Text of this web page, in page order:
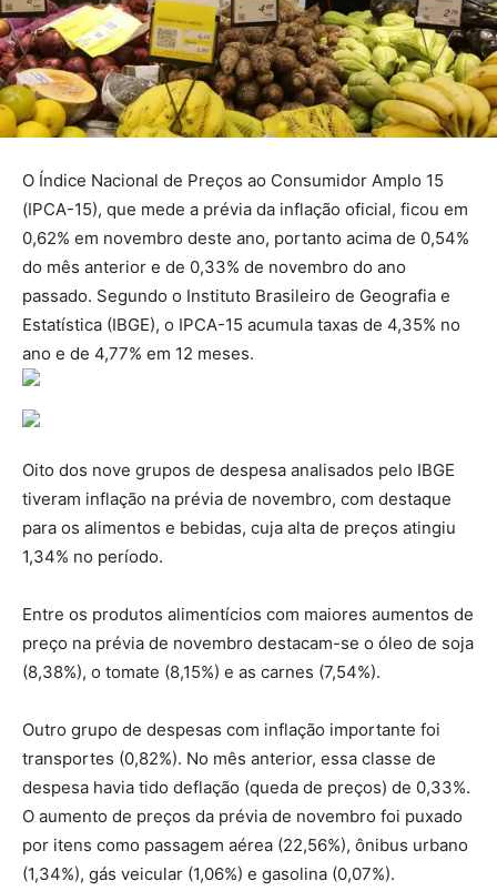
O Índice Nacional de Preços ao Consumidor Amplo 15
(IPCA-15), que mede a prévia da inflação oficial, ficou em
0,62% em novembro deste ano, portanto acima de 0,54%
do mês anterior e de 0,33% de novembro do ano
passado. Segundo o Instituto Brasileiro de Geografia e
Estatística (IBGE), o IPCA-15 acumula taxas de 4,35% no
ano e de 4,77% em 12 meses.
Oito dos nove grupos de despesa analisados pelo IBGE
tiveram inflação na prévia de novembro, com destaque
para os alimentos e bebidas, cuja alta de preços atingiu
1,34% no período.
Entre os produtos alimentícios com maiores aumentos de
preço na prévia de novembro destacam-se o óleo de soja
(8,38%), o tomate (8,15%) e as carnes (7,54%).
Outro grupo de despesas com inflação importante foi
transportes (0,82%). No mês anterior, essa classe de
despesa havia tido deflação (queda de preços) de 0,33%.
O aumento de preços da prévia de novembro foi puxado
por itens como passagem aérea (22,56%), ônibus urbano
(1,34%), gás veicular (1,06%) e gasolina (0,07%).